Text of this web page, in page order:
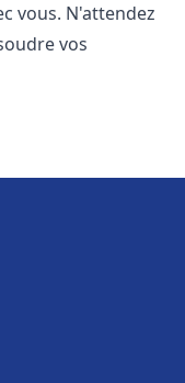
vous. N'attendez
vos